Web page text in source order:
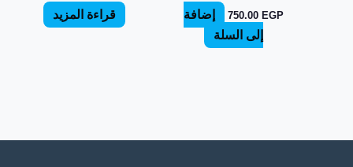
750.00 EGP
إضافة
إلى السلة
قراءة المزيد